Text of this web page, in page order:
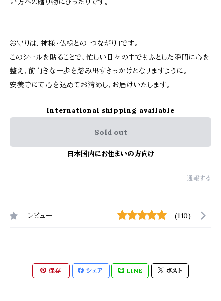
い方への贈り物にぴったりです。
お守りは、神様・仏様との「つながり」です。
このシールを貼ることで、忙しい日々の中でもふとした瞬間に心を
整え、前向きな一歩を踏み出すきっかけとなりますように。
安養寺にて心を込めてお清めし、お届けいたします。
International shipping available
Sold out
日本国内にお住まいの方向け
通報する
レビュー (110)
保存 シェア LINE ポスト